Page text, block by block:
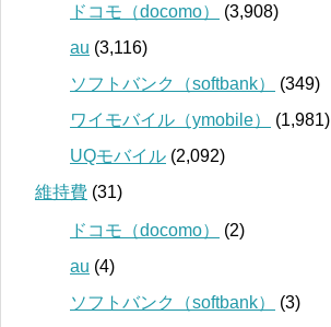
ドコモ（docomo）
(3,908)
au (3,116)
ソフトバンク（softbank）
(349)
ワイモバイル（ymobile）
(1,981)
UQモバイル (2,092)
維持費 (31)
ドコモ（docomo）
(2)
au (4)
ソフトバンク（softbank）
(3)